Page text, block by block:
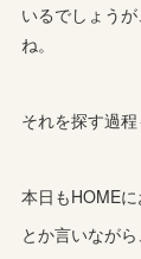
いるでしょう
ね。
それを探す過程
本日もHOME
とか言いなが